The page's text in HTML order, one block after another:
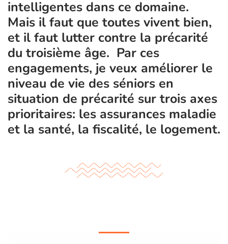
intelligentes dans ce domaine.
Mais il faut que toutes vivent bien,
et il faut lutter contre la précarité
du troisième âge. Par ces
engagements, je veux améliorer le
niveau de vie des séniors en
situation de précarité sur trois axes
prioritaires: les assurances maladie
et la santé, la fiscalité, le logement.